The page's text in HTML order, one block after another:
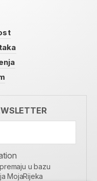
u bazu
MojaRijeka